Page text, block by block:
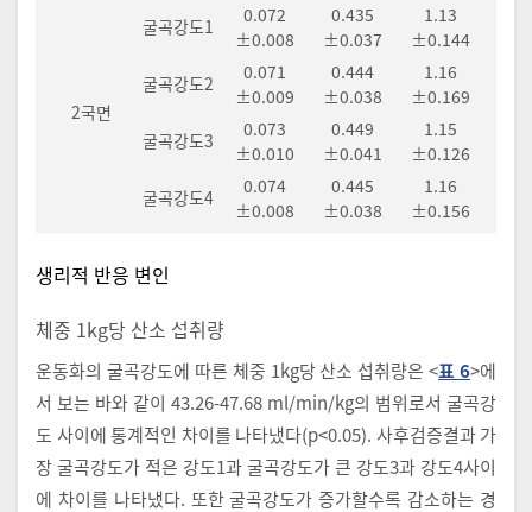
2국면
굴곡강도1
0.072
±0.008
0.435
±0.037
1.13
±0.144
굴곡강도2
0.071
±0.009
0.444
±0.038
1.16
±0.169
굴곡강도3
0.073
±0.010
0.449
±0.041
1.15
±0.126
굴곡강도4
0.074
±0.008
0.445
±0.038
1.16
±0.156
생리적 반응 변인
체중 1kg당 산소 섭취량
운동화의 굴곡강도에 따른 체중 1kg당 산소 섭취량은 <표 6>에
서 보는 바와 같이 43.26-47.68 ml/min/kg의 범위로서 굴곡강
도 사이에 통계적인 차이를 나타냈다(p<0.05). 사후검증결과 가
장 굴곡강도가 적은 강도1과 굴곡강도가 큰 강도3과 강도4사이
에 차이를 나타냈다. 또한 굴곡강도가 증가할수록 감소하는 경